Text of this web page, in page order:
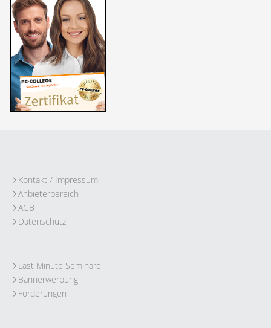
Kontakt / Impressum
Anbieterbereich
AGB
Datenschutz
Last Minute Seminare
Bannerwerbung
Förderungen